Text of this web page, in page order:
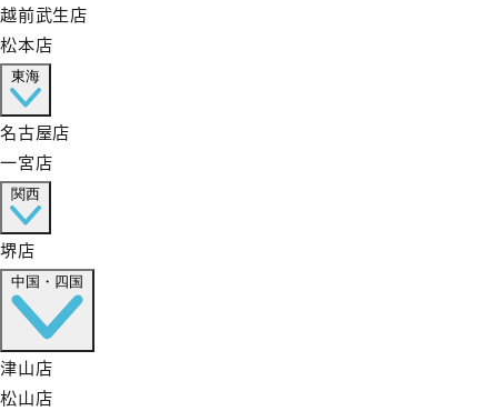
越前武生店
松本店
東海
名古屋店
一宮店
関西
堺店
中国・四国
津山店
松山店